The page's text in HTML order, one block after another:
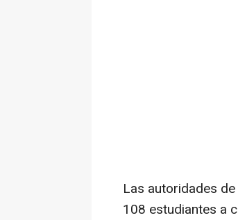
Las autoridades
108 estudiantes a